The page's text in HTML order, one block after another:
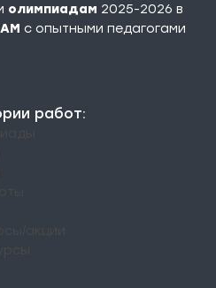
олимпиадам 2025-2026 в
c опытными педагогами
работ: